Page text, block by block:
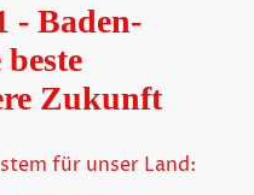
- Baden-
Zukunft
für unser Land: